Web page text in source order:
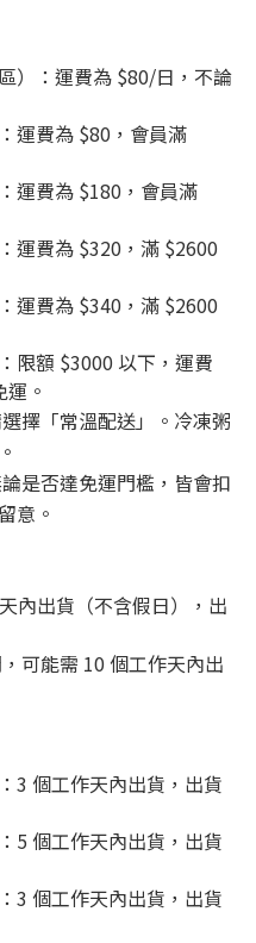
）：運費為 $80/日，不論
運費為 $80，會員滿
運費為 $180，會員滿
運費為 $320，滿 $2600
運費為 $340，滿 $2600
限額 $3000 以下，運費
。
擇「常溫配送」。冷凍粥
是否達免運門檻，皆會扣
意。
內出貨（不含假日），出
可能需 10 個工作天內出
3 個工作天內出貨，出貨
5 個工作天內出貨，出貨
3 個工作天內出貨，出貨